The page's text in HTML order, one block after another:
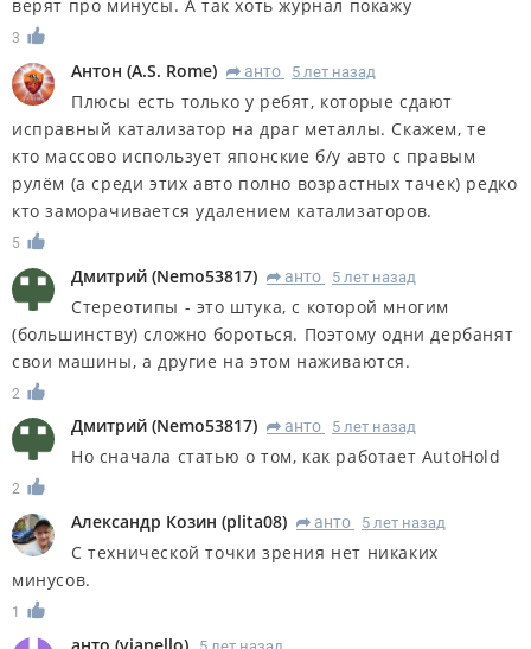
верят про минусы. А так хоть журнал покажу
3
Антон (A.S. Rome) R анто 5 лет назад
Плюсы есть только у ребят, которые сдают
исправный катализатор на драг металлы. Скажем, те
кто массово использует японские б/у авто с правым
рулём (а среди этих авто полно возрастных тачек) редко
кто заморачивается удалением катализаторов.
5
Дмитрий (Nemo53817) R анто 5 лет назад
Стереотипы - это штука, с которой многим
(большинству) сложно бороться. Поэтому одни дербанят
свои машины, а другие на этом наживаются.
2
Дмитрий (Nemo53817) R анто 5 лет назад
Но сначала статью о том, как работает AutoHold
2
Александр Козин (plita08) R анто 5 лет назад
С технической точки зрения нет никаких
минусов.
1